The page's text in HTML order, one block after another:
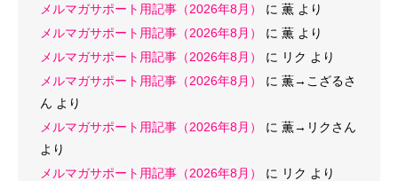
メルマガサポート用記事（2026年8月）
に 薫 より
メルマガサポート用記事（2026年8月）
に 薫 より
メルマガサポート用記事（2026年8月）
に リク より
メルマガサポート用記事（2026年8月）
に 薫→こざるさ
ん より
メルマガサポート用記事（2026年8月）
に 薫→リクさん
より
メルマガサポート用記事（2026年8月）
に リク より